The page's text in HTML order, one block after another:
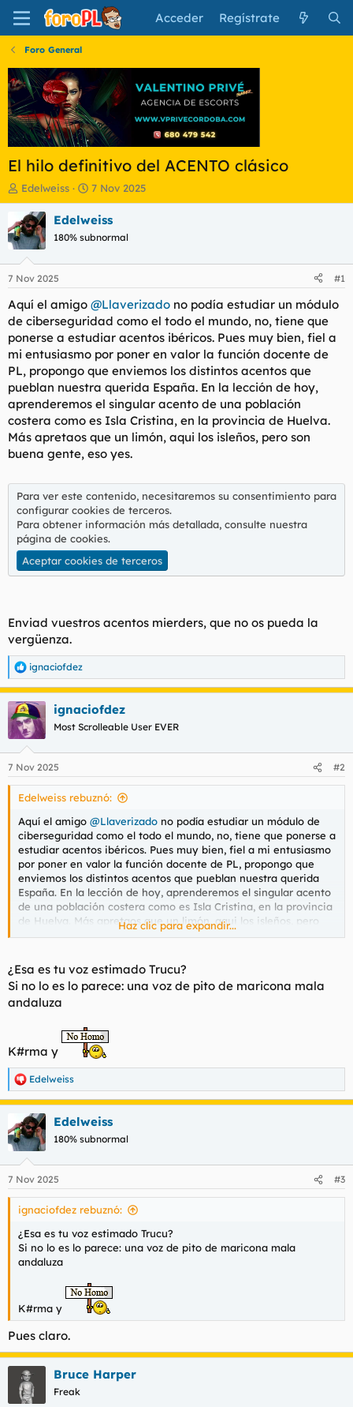
Acceder Regístrate
Foro General
El hilo definitivo del ACENTO clásico
I
n
i
c
i
a
d
o
r
d
e
l
t
e
m
a
Edelweiss
F
e
c
a
i
n
c
i
o
7 Nov 2025
Edelweiss
180% subnormal
7 Nov 2025 #1
Aquí el amigo @Llaverizado no podía estudiar un módulo
de ciberseguridad como el todo el mundo, no, tiene que
ponerse a estudiar acentos ibéricos. Pues muy bien, fiel a
mi entusiasmo por poner en valor la función docente de
PL, propongo que enviemos los distintos acentos que
pueblan nuestra querida España. En la lección de hoy,
aprenderemos el singular acento de una población
costera como es Isla Cristina, en la provincia de Huelva.
Más apretaos que un limón, aqui los isleños, pero son
buena gente, eso yes.
Para ver este contenido, necesitaremos su consentimiento para
configurar cookies de terceros.
Para obtener información más detallada, consulte nuestra
página de cookies.
Aceptar cookies de terceros
Enviad vuestros acentos mierders, que no os pueda la
vergüenza.
R
e
a
c
c
i
e
s
ignaciofdez
ignaciofdez
Most Scrolleable User EVER
7 Nov 2025 #2
Edelweiss rebuznó:
Aquí el amigo @Llaverizado no podía estudiar un módulo de
ciberseguridad como el todo el mundo, no, tiene que ponerse a
estudiar acentos ibéricos. Pues muy bien, fiel a mi entusiasmo
por poner en valor la función docente de PL, propongo que
enviemos los distintos acentos que pueblan nuestra querida
España. En la lección de hoy, aprenderemos el singular acento
de una población costera como es Isla Cristina, en la provincia
de Huelva. Más apretaos que un limón, aqui los isleños, pero
son buena gente, eso yes.
Para ver este contenido, necesitaremos su consentimiento
para configurar cookies de terceros.
Para obtener información más detallada, consulte nuestra
Aceptar cookies de terceros
Enviad vuestros acentos mierders, que no os pueda la
vergüenza.
Haz clic para expandir...
¿Esa es tu voz estimado Trucu?
Si no lo es lo parece: una voz de pito de maricona mala
andaluza
K#rma y
R
e
a
c
c
i
e
s
Edelweiss
Edelweiss
180% subnormal
7 Nov 2025 #3
ignaciofdez rebuznó:
¿Esa es tu voz estimado Trucu?
Si no lo es lo parece: una voz de pito de maricona mala
andaluza
K#rma y
Pues claro.
Bruce Harper
Freak